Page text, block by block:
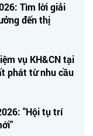
Tìm lời giải
đến thị
vụ KH&CN tại
phát từ nhu cầu
"Hội tụ trí